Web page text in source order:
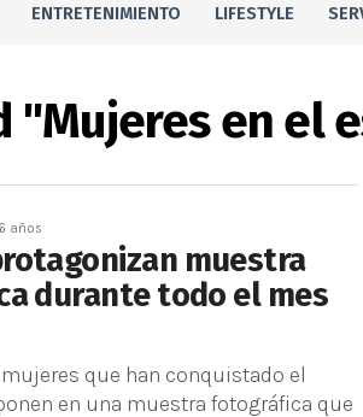
ENTRETENIMIENTO LIFESTYLE
"Mujeres en el
años
muestra
durante todo el mes
que han conquistado el
en una muestra fotográfica que